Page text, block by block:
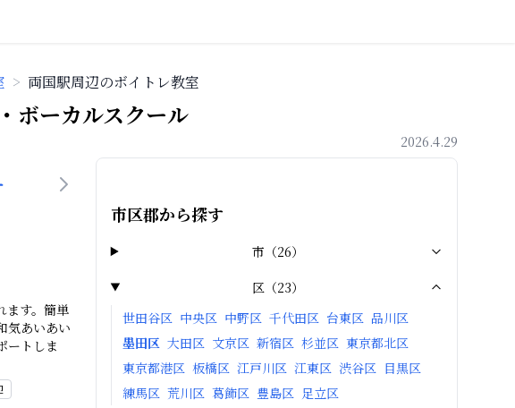
> 両国駅周辺のボイトレ教室
ボーカルスクール
2026.4.29
ます。簡単
気あいあい
ートしま
市区郡から探す
市 （26）
区（23）
世田谷区 中央区 中野区 千代田区 台東区 品川区
墨田区 大田区 文京区 新宿区 杉並区 東京都北区
東京都港区 板橋区 江戸川区 江東区 渋谷区 目黒区
練馬区 荒川区 葛飾区 豊島区 足立区